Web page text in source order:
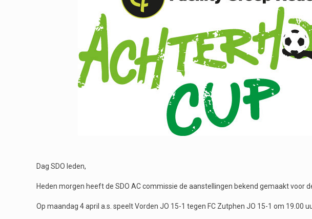
Dag SDO leden,
Heden morgen heeft de SDO AC commissie de aanstellingen bekend gemaakt voor
Op maandag 4 april a.s. speelt Vorden JO 15-1 tegen FC Zutphen JO 15-1 om 19.00